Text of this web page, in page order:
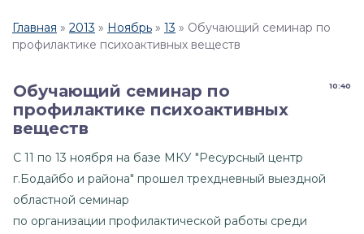
Главная » 2013 » Ноябрь » 13 » Обучающий семинар по
профилактике психоактивных веществ
10:40
Обучающий семинар по
профилактике психоактивных
веществ
С 11 по 13 ноября на базе МКУ "Ресурсный центр
г.Бодайбо и района" прошел трехдневный выездной
областной семинар
по организации профилактической работы среди